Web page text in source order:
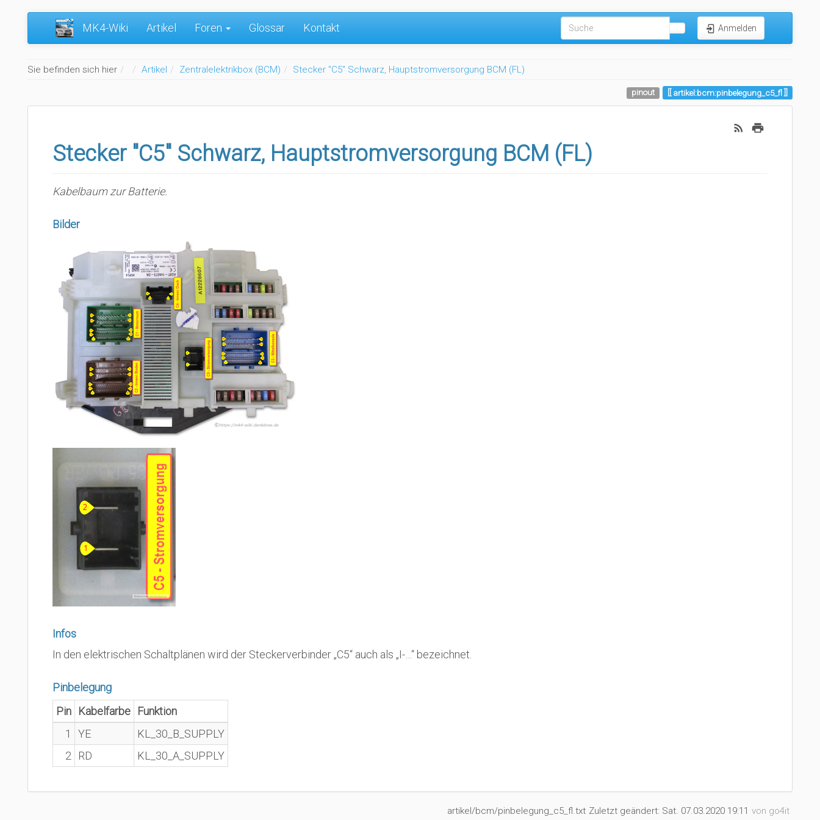
MK4-Wiki Artikel Foren Glossar Kontakt Anmelden
Sie befinden sich hier Home
Artikel Zentralelektrikbox (BCM) Stecker "C5" Schwarz, Hauptstromversorgung BCM (FL)
pinout artikel:bcm:pinbelegung_c5_fl
Stecker "C5" Schwarz, Hauptstromversorgung BCM (FL)
Kabelbaum zur Batterie.
Bilder
Infos
In den elektrischen Schaltplänen wird der Steckerverbinder „C5“ auch als „I-…“ bezeichnet.
Pinbelegung
Pin
Kabelfarbe
Funktion
1
YE
KL_30_B_SUPPLY
2
RD KL_30_A_SUPPLY
artikel/bcm/pinbelegung_c5_fl.txt Zuletzt geändert: Sat. 07.03.2020 19:11 von go4it